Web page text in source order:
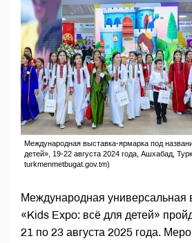
Международная выставка-ярмарка под
детей», 19-22 августа 2024 года, Ашхабад,
turkmenmetbugat.gov.tm)
Международная универсальная
«Kids Expo: всё для детей»
21 по 23 августа 2025 года.